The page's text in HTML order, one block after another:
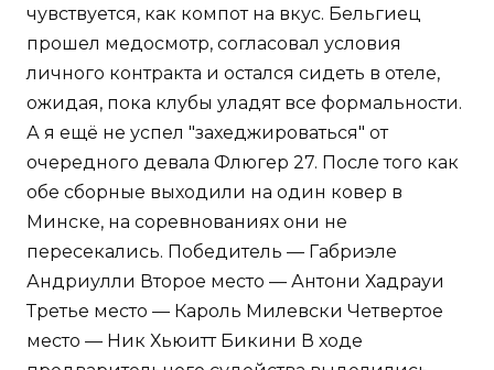
чувствуется, как компот на вкус. Бельгиец
прошел медосмотр, согласовал условия
личного контракта и остался сидеть в отеле,
ожидая, пока клубы уладят все формальности.
А я ещё не успел "захеджироваться" от
очередного девала Флюгер 27. После того как
обе сборные выходили на один ковер в
Минске, на соревнованиях они не
пересекались. Победитель — Габриэле
Андриулли Второе место — Антони Хадрауи
Третье место — Кароль Милевски Четвертое
место — Ник Хьюитт Бикини В ходе